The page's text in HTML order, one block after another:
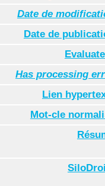
Date de
Date de
Has processing
Lien
Mot-cle